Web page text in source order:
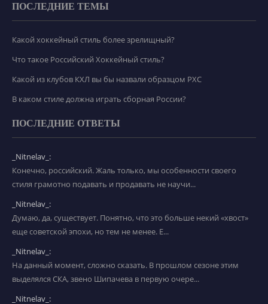
ПОСЛЕДНИЕ ТЕМЫ
Какой хоккейный стиль более зрелищный?
Что такое Российский Хоккейный стиль?
Какой из клубов КХЛ вы бы назвали образцом РХС
В каком стиле должна играть сборная России?
ПОСЛЕДНИЕ ОТВЕТЫ
_Nitnelav_:
Конечно, российский. Жаль только, мы особенности своего
стиля грамотно подавать и продавать не научи...
_Nitnelav_:
Думаю, да, существует. Понятно, что это больше некий «хвост»
еще советской эпохи, но тем не менее. Е...
_Nitnelav_:
На данный момент, сложно сказать. В прошлом сезоне этим
выделялся СКА, звено Шипачева в первую очере...
_Nitnelav_: